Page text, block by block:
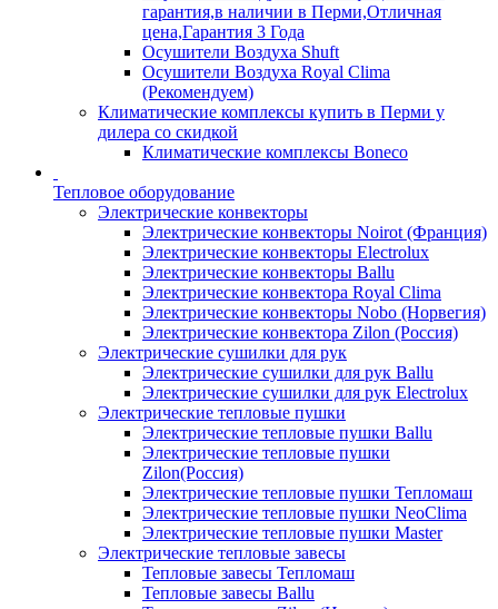
гарантия,в наличии в Перми,Отличная
цена,Гарантия 3 Года
Осушители Воздуха Shuft
Осушители Воздуха Royal Clima
(Рекомендуем)
Климатические комплексы купить в Перми у
дилера со скидкой
Климатические комплексы Boneсo
Тепловое оборудование
Электрические конвекторы
Электрические конвекторы Noirot (Франция)
Электрические конвекторы Electrolux
Электрические конвекторы Ballu
Электрические конвектора Royal Clima
Электрические конвекторы Nobo (Норвегия)
Электрические конвектора Zilon (Россия)
Электрические сушилки для рук
Электрические сушилки для рук Ballu
Электрические сушилки для рук Electrolux
Электрические тепловые пушки
Электрические тепловые пушки Ballu
Электрические тепловые пушки
Zilon(Россия)
Электрические тепловые пушки Тепломаш
Электрические тепловые пушки NeoClima
Электрические тепловые пушки Master
Электрические тепловые завесы
Тепловые завесы Тепломаш
Тепловые завесы Ballu